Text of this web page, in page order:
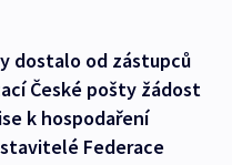
dostalo od zástupců
České pošty žádost
k hospodaření
Federace